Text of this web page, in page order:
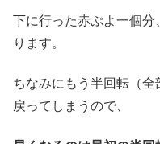
下に行った赤ぷよ一個
ります。
ちなみにもう半回転（
戻ってしまうので、